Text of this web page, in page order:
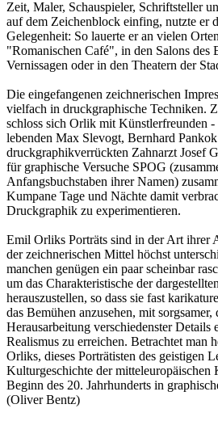
Zeit, Maler, Schauspieler, Schriftsteller
auf dem Zeichenblock einfing, nutzte er
Gelegenheit: So lauerte er an vielen
"Romanischen Café", in den Salons des
Vernissagen oder in den Theatern der
Die eingefangenen zeichnerischen
vielfach in druckgraphische Techniken.
schloss sich Orlik mit Künstlerfreunden
lebenden Max Slevogt, Bernhard
druckgraphikverrückten Zahnarzt Josef
für graphische Versuche SPOG
Anfangsbuchstaben ihrer Namen)
Kumpane Tage und Nächte damit
Druckgraphik zu experimentieren.
Emil Orliks Porträts sind in der Art ihrer
der zeichnerischen Mittel höchst
manchen genügen ein paar scheinbar
um das Charakteristische der
herauszustellen, so dass sie fast
das Bemühen anzusehen, mit sorgsamer,
Herausarbeitung verschiedenster Details
Realismus zu erreichen. Betrachtet man
Orliks, dieses Porträtisten des geistigen
Kulturgeschichte der mitteleuropäischen
Beginn des 20. Jahrhunderts in
(Oliver Bentz)